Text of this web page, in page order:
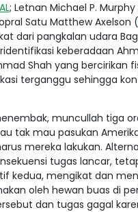
; Letnan Michael P. Murphy
Satu Matthew Axelson (
dari pangkalan udara
keberadaan
Shah yang bercirikan
terganggu sehingga
muncullah tiga
tak mau pasukan
mereka lakukan.
tugas lancar,
kedua, mengikat dan
oleh hewan buas di
dan tugas gagal